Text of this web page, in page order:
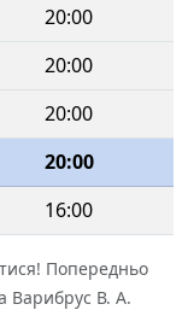
20:00
20:00
20:00
20:00
16:00
Попередньо
Варибрус В. А.